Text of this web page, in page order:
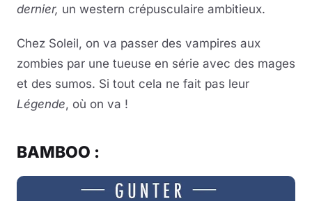
dernier, un western crépusculaire ambitieux.
Chez Soleil, on va passer des vampires aux
zombies par une tueuse en série avec des mages
et des sumos. Si tout cela ne fait pas leur
Légende, où on va !
BAMBOO :